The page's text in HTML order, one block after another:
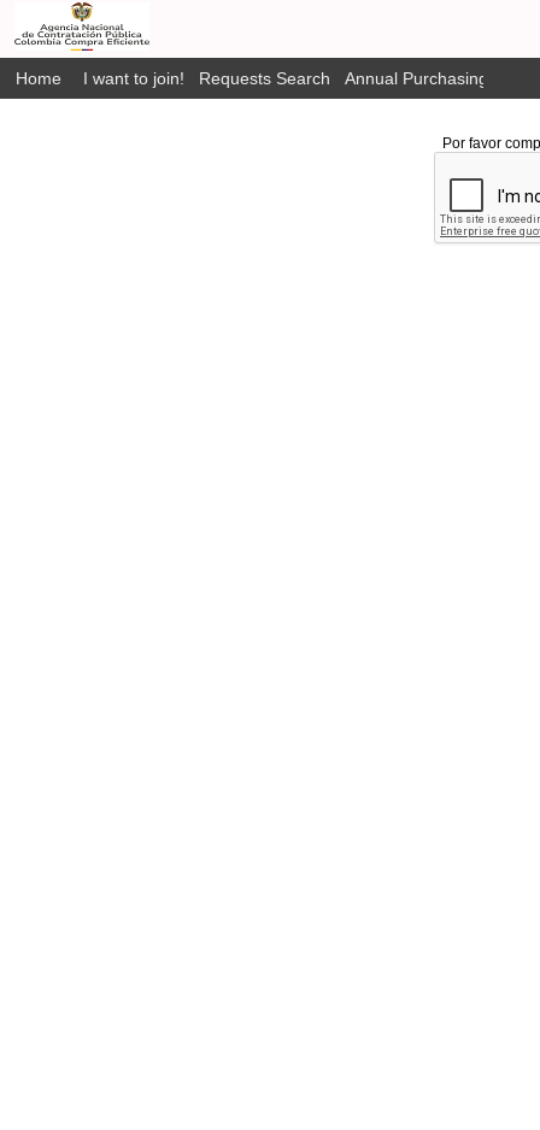
Home I want to join! Requests Search Annual Purchasing Plan
Por favor